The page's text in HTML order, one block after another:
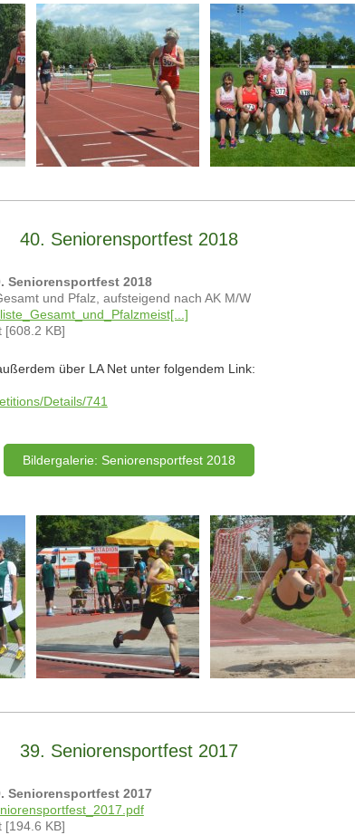
40. Seniorensportfest 2018
Seniorensportfest 2018
und Pfalz, aufsteigend nach AK M/W
[608.2 KB]
über LA Net unter folgendem Link:
Details/741
Bildergalerie: Seniorensportfest 2018
39. Seniorensportfest 2017
Seniorensportfest 2017
[194.6 KB]